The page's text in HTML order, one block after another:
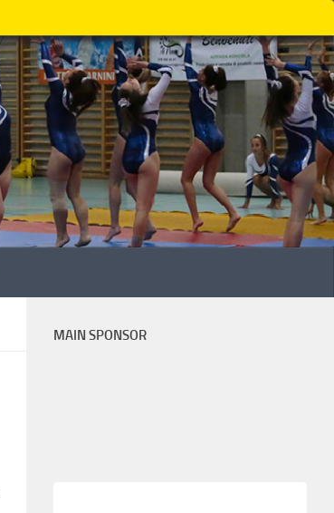
MAIN SPONSOR